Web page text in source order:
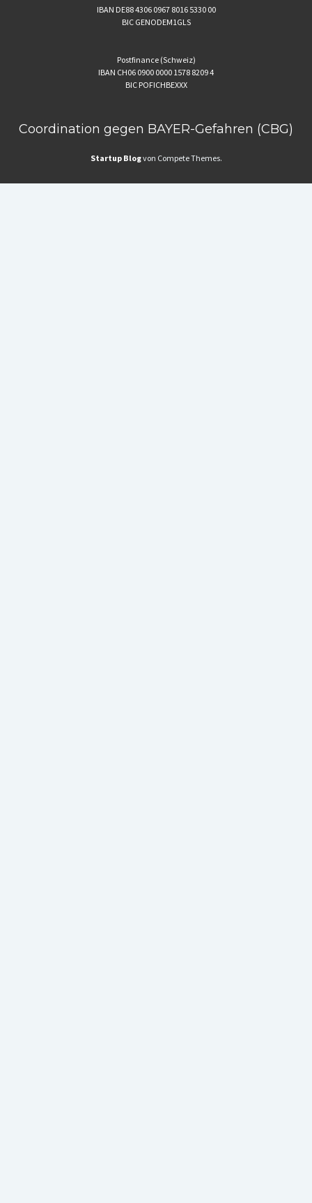
IBAN DE88 4306 0967 8016 5330 00
BIC GENODEM1GLS
Postfinance (Schweiz)
IBAN CH06 0900 0000 1578 8209 4
BIC POFICHBEXXX
Coordination gegen BAYER-Gefahren (CBG)
Startup Blogvon Compete Themes.